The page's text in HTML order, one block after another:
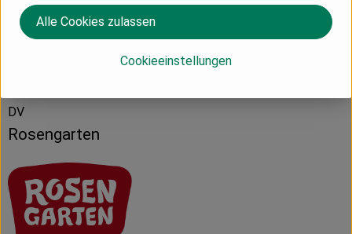
DV
Rosengarten
Cookieeinstellungen
Alle Cookies zulassen